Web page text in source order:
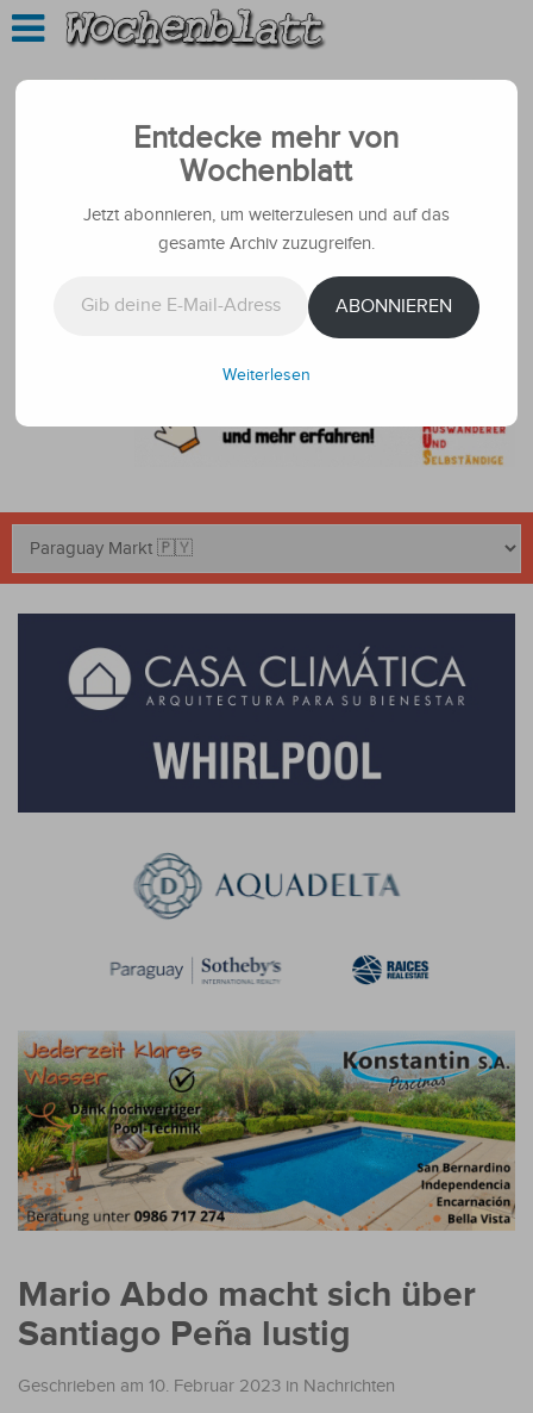
Mario Abdo macht sich über
Santiago Peña lustig
Geschrieben am 10. Februar 2023 in Nachrichten
Entdecke mehr von
Wochenblatt
Jetzt abonnieren, um weiterzulesen und auf das
gesamte Archiv zuzugreifen.
ABONNIEREN
Weiterlesen